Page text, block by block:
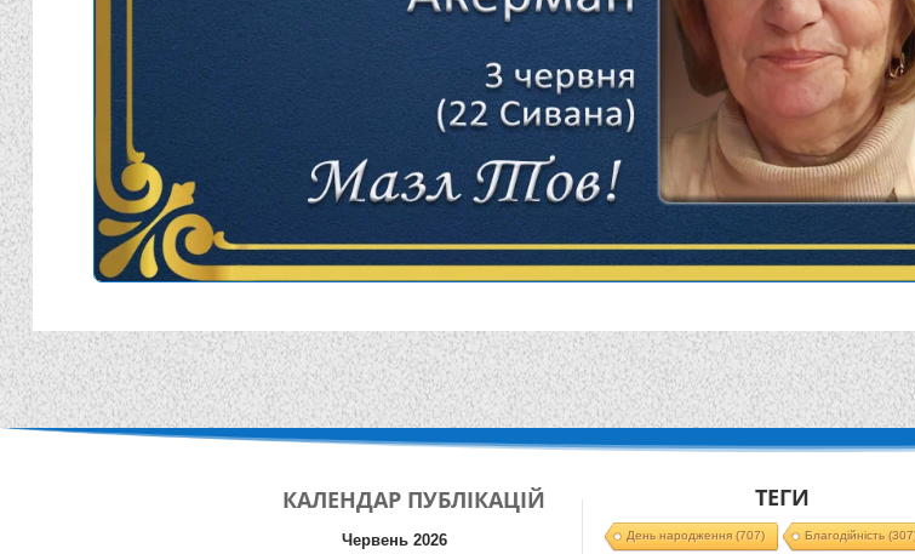
КАЛЕНДАР ПУБЛІКАЦІЙ
Червень 2026
ТЕГИ
День народження(707) Благодійність